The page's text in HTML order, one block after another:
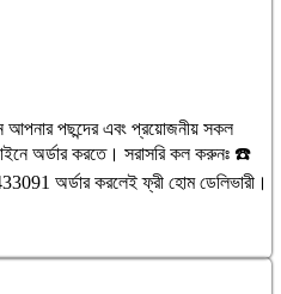
পছন্দের এবং প্রয়োজনীয় সকল
অর্ডার করতে। সরাসরি কল করুনঃ ☎️
অর্ডার করলেই ফ্রী হোম ডেলিভারী।